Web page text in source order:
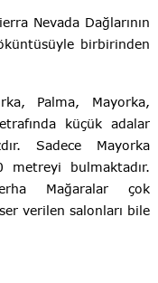
Nevada Dağlarının
birbirinden
Palma, Mayorka,
küçük adalar
Sadece Mayorka
metreyi bulmaktadır.
Mağaralar çok
verilen salonları bile